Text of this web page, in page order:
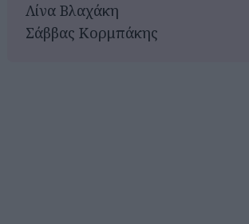
Λίνα Βλαχάκη
Σάββας Κορμπάκης